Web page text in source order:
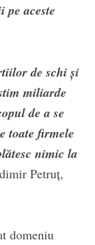
pe aceste
de schi și
miliarde
de a se
toate firmele
nimic la
Petruț,
domeniu